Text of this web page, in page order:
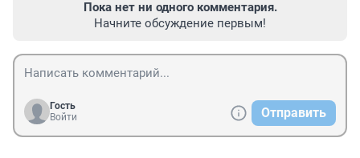
Пока нет ни одного комментария.
Начните обсуждение первым!
Гость
Войти
Отправить